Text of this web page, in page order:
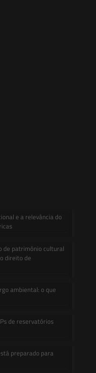
e a relevância do
de patrimônio cultural
direito de
ambiental: o que
de reservatórios
preparado para